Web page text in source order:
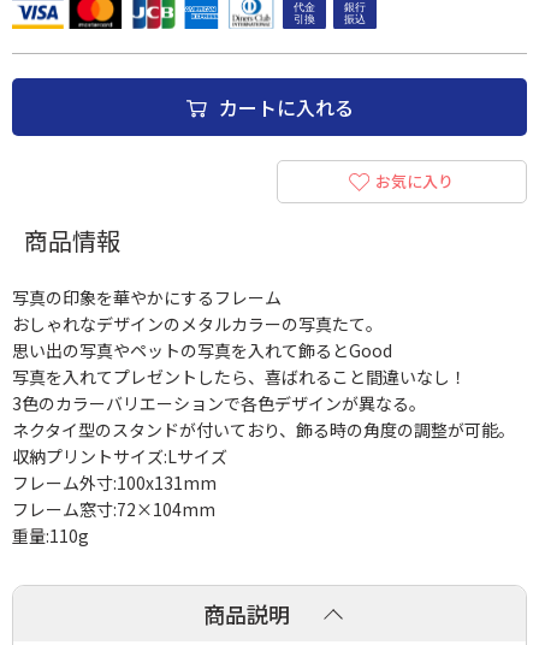
カートに入れる
お気に入り
商品情報
写真の印象を華やかにするフレーム
おしゃれなデザインのメタルカラーの写真たて。
思い出の写真やペットの写真を入れて飾るとGood
写真を入れてプレゼントしたら、喜ばれること間違いなし！
3色のカラーバリエーションで各色デザインが異なる。
ネクタイ型のスタンドが付いており、飾る時の角度の調整が可能。
収納プリントサイズ:Lサイズ
フレーム外寸:100x131mm
フレーム窓寸:72×104mm
重量:110g
商品説明